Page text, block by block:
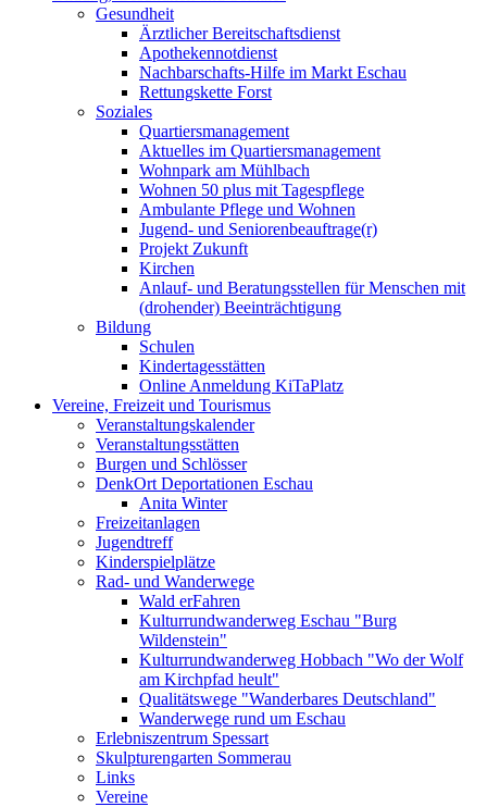
Gesundheit
Ärztlicher Bereitschaftsdienst
Apothekennotdienst
Nachbarschafts-Hilfe im Markt Eschau
Rettungskette Forst
Soziales
Quartiersmanagement
Aktuelles im Quartiersmanagement
Wohnpark am Mühlbach
Wohnen 50 plus mit Tagespflege
Ambulante Pflege und Wohnen
Jugend- und Seniorenbeauftrage(r)
Projekt Zukunft
Kirchen
Anlauf- und Beratungsstellen für Menschen mit
(drohender) Beeinträchtigung
Bildung
Schulen
Kindertagesstätten
Online Anmeldung KiTaPlatz
Vereine, Freizeit und Tourismus
Veranstaltungskalender
Veranstaltungsstätten
Burgen und Schlösser
DenkOrt Deportationen Eschau
Anita Winter
Freizeitanlagen
Jugendtreff
Kinderspielplätze
Rad- und Wanderwege
Wald erFahren
Kulturrundwanderweg Eschau "Burg
Wildenstein"
Kulturrundwanderweg Hobbach "Wo der Wolf
am Kirchpfad heult"
Qualitätswege "Wanderbares Deutschland"
Wanderwege rund um Eschau
Erlebniszentrum Spessart
Skulpturengarten Sommerau
Links
Vereine